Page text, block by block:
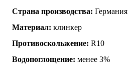
Страна производства: Германия
Материал: клинкер
Противоскольжение: R10
Водопоглощение: менее 3%